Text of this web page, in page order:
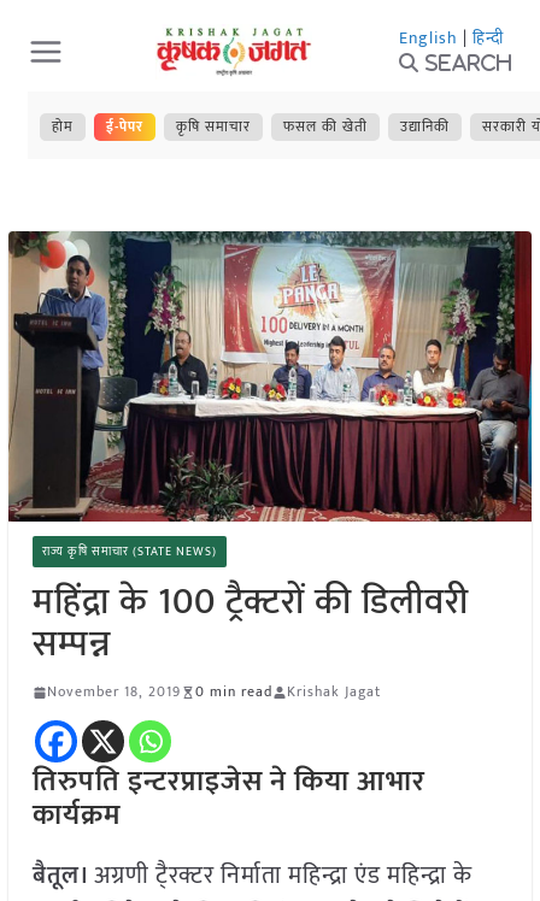
Skip
to
content
English | हिन्दी
Search
होम ई-पेपर कृषि समाचार फसल की खेती उद्यानिकी सरकारी
राज्य कृषि समाचार (STATE NEWS)
महिंद्रा के 100 ट्रैक्टरों की डिलीवरी
सम्पन्न
November 18, 2019 0 min read Krishak Jagat
तिरुपति इन्टरप्राइजेस ने किया आभार
कार्यक्रम
बैतूल। अग्रणी टै्रक्टर निर्माता महिन्द्रा एंड महिन्द्रा के